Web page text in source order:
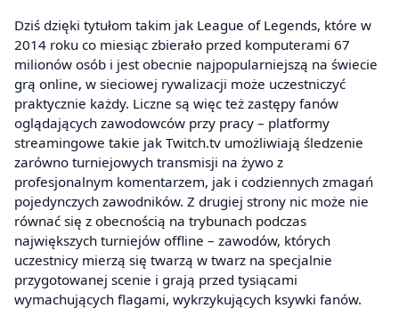
Dziś dzięki tytułom takim jak League of Legends, które w
2014 roku co miesiąc zbierało przed komputerami 67
milionów osób i jest obecnie najpopularniejszą na świecie
grą online, w sieciowej rywalizacji może uczestniczyć
praktycznie każdy. Liczne są więc też zastępy fanów
oglądających zawodowców przy pracy – platformy
streamingowe takie jak Twitch.tv umożliwiają śledzenie
zarówno turniejowych transmisji na żywo z
profesjonalnym komentarzem, jak i codziennych zmagań
pojedynczych zawodników. Z drugiej strony nic może nie
równać się z obecnością na trybunach podczas
największych turniejów offline – zawodów, których
uczestnicy mierzą się twarzą w twarz na specjalnie
przygotowanej scenie i grają przed tysiącami
wymachujących flagami, wykrzykujących ksywki fanów.